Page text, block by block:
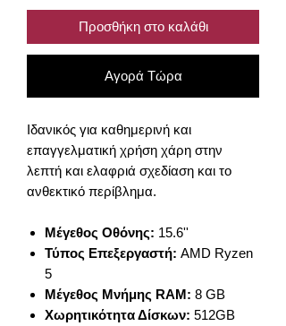
Προσθήκη στο καλάθι
Αγορά Τώρα
Ιδανικός για καθημερινή και
επαγγελματική χρήση χάρη στην
λεπτή και ελαφριά σχεδίαση και το
ανθεκτικό περίβλημα.
Μέγεθος Οθόνης: 15.6''
Τύπος Επεξεργαστή: AMD Ryzen
5
Μέγεθος Μνήμης RAM: 8 GB
Χωρητικότητα Δίσκων: 512GB